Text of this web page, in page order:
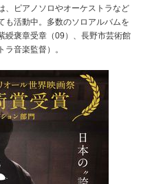
、ピアノソロやオーケストラなど
も活動中。多数のソロアルバムを
綬褒章受章（09）、長野市芸術館
音楽監督）。